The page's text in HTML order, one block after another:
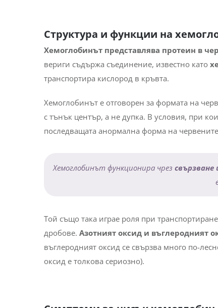
плазмата.
Следователно анормалните нива на
Структура и функции на
Хемоглобинът представлява протеин в
вериги съдържа съединение, известно като
Хемоглобинът е отговорен за формата на
с тънък център, а не дупка. В условия, при
Хемоглобинът функционира чрез